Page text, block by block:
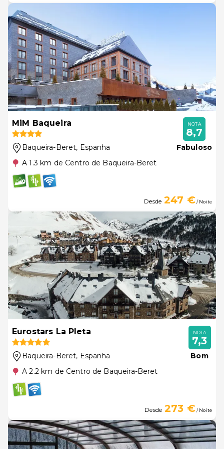
MiM Baqueira
Baqueira-Beret, Espanha
A 1.3 km de Centro de Baqueira-Beret
NOTA
8,7
Fabuloso
Desde 247 €/ Noite
Eurostars La Pleta
Baqueira-Beret, Espanha
A 2.2 km de Centro de Baqueira-Beret
NOTA
7,3
Bom
Desde 273 €/ Noite